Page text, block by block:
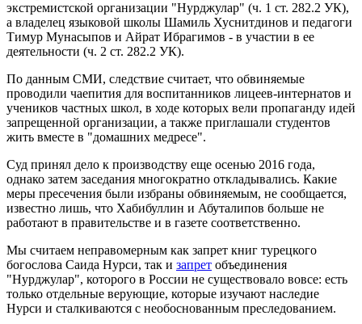
экстремистской организации "Нурджулар" (ч. 1 ст. 282.2 УК),
а владелец языковой школы Шамиль Хуснитдинов и педагоги
Тимур Мунасыпов и Айрат Ибрагимов - в участии в ее
деятельности (ч. 2 ст. 282.2 УК).
По данным СМИ, следствие считает, что обвиняемые
проводили чаепития для воспитанников лицеев-интернатов и
учеников частных школ, в ходе которых вели пропаганду идей
запрещенной организации, а также приглашали студентов
жить вместе в "домашних медресе".
Суд принял дело к производству еще осенью 2016 года,
однако затем заседания многократно откладывались. Какие
меры пресечения были избраны обвиняемым, не сообщается,
известно лишь, что Хабибуллин и Абуталипов больше не
работают в правительстве и в газете соответственно.
Мы считаем неправомерным как запрет книг турецкого
богослова Саида Нурси, так и запрет объединения
"Нурджулар", которого в России не существовало вовсе: есть
только отдельные верующие, которые изучают наследие
Нурси и сталкиваются с необоснованным преследованием.